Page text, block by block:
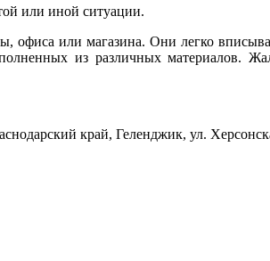
или иной ситуации.
офиса или магазина. Они легко
из различных материалов.
край, Геленджик, ул.